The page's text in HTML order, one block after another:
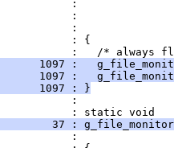
:
:
:
: {
:   /* always
1097 :
1097 :
1097 : }
:
: static void
37 :
: